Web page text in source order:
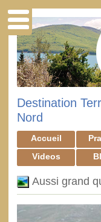
Destination
Nord
Accueil
Videos
Aussi grand